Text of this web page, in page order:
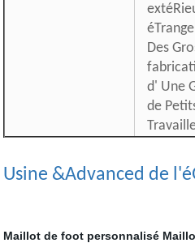
Des
d' Une
de
Usine &Advanced de
Maillot de foot personnalisé